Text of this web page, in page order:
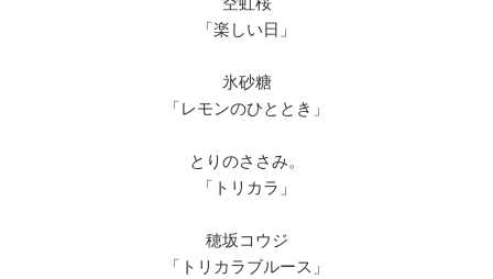
「楽しい日」
氷砂糖
「レモンのひととき」
とりのささみ。
「トリカラ」
穂坂コウジ
「トリカラブルース」